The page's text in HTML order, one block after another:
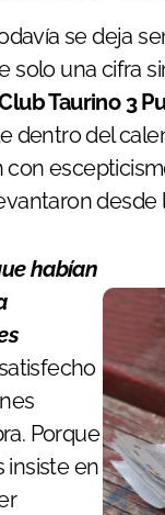
se deja
solo una cifra
Taurino 3
dentro del
desde
Porque
insiste en